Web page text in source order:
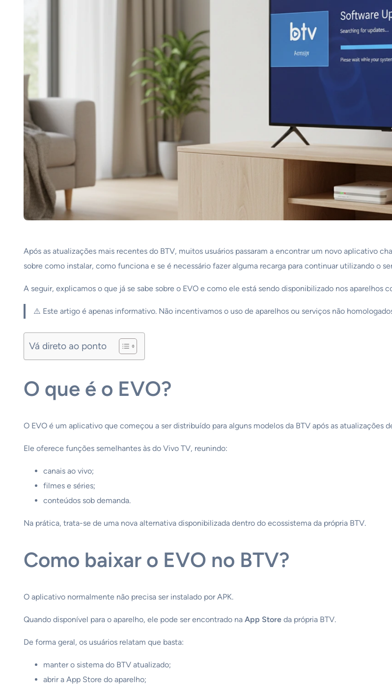
Após as atualizações mais recentes do BTV, muitos usuários passaram a encontrar um novo aplicativo
sobre como instalar, como funciona e se é necessário fazer alguma recarga para continuar utilizando o
A seguir, explicamos o que já se sabe sobre o EVO e como ele está sendo disponibilizado nos aparelhos
⚠️ Este artigo é apenas informativo. Não incentivamos o uso de aparelhos ou serviços não
Vá direto ao ponto
O que é o EVO?
O EVO é um aplicativo que começou a ser distribuído para alguns modelos da BTV após as atualizações
Ele oferece funções semelhantes às do Vivo TV, reunindo:
canais ao vivo;
filmes e séries;
conteúdos sob demanda.
Na prática, trata-se de uma nova alternativa disponibilizada dentro do ecossistema da própria BTV.
Como baixar o EVO no BTV?
O aplicativo normalmente não precisa ser instalado por APK.
Quando disponível para o aparelho, ele pode ser encontrado na App Store da própria BTV.
De forma geral, os usuários relatam que basta:
manter o sistema do BTV atualizado;
abrir a App Store do aparelho;